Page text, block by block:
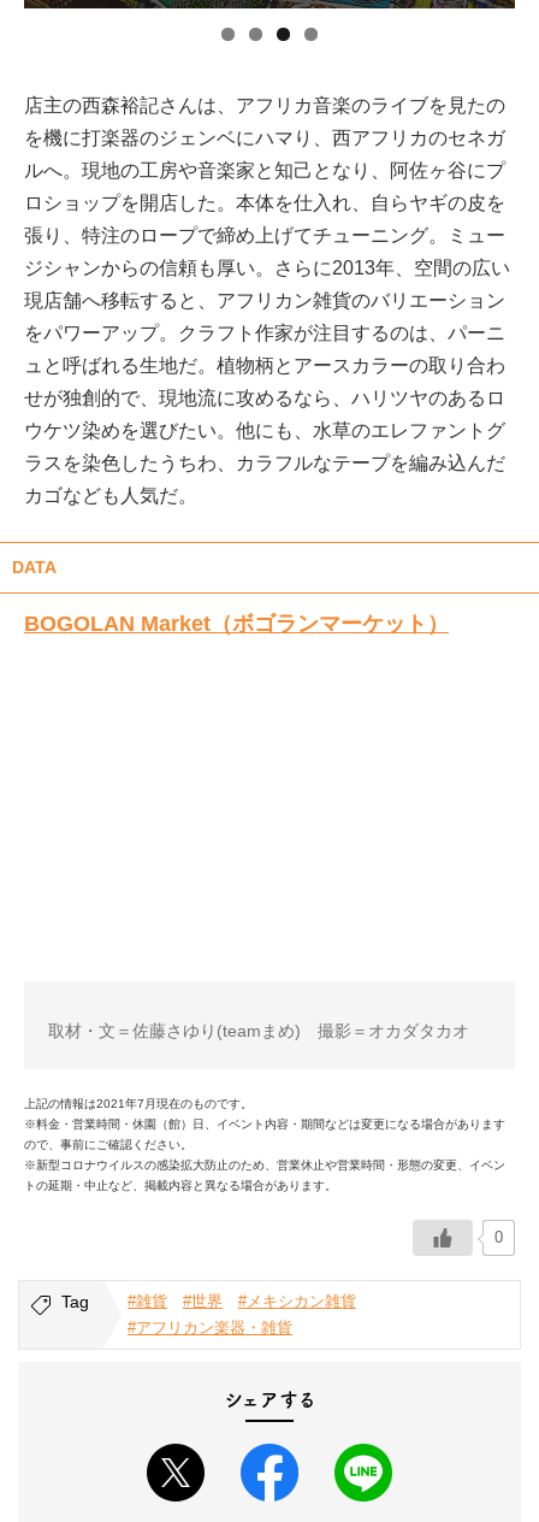
店主の西森裕記さんは、アフリカ音楽のライブを見たの
を機に打楽器のジェンベにハマり、西アフリカのセネガ
ルへ。現地の工房や音楽家と知己となり、阿佐ヶ谷にプ
ロショップを開店した。本体を仕入れ、自らヤギの皮を
張り、特注のロープで締め上げてチューニング。ミュー
ジシャンからの信頼も厚い。さらに2013年、空間の広い
現店舗へ移転すると、アフリカン雑貨のバリエーション
をパワーアップ。クラフト作家が注目するのは、パーニ
ュと呼ばれる生地だ。植物柄とアースカラーの取り合わ
せが独創的で、現地流に攻めるなら、ハリツヤのあるロ
ウケツ染めを選びたい。他にも、水草のエレファントグ
ラスを染色したうちわ、カラフルなテープを編み込んだ
カゴなども人気だ。
DATA
BOGOLAN Market（ボゴランマーケット）
取材・文＝佐藤さゆり(teamまめ) 撮影＝オカダタカオ
上記の情報は2021年7月現在のものです。
※料金・営業時間・休園（館）日、イベント内容・期間などは変更になる場合があります
ので、事前にご確認ください。
※新型コロナウイルスの感染拡大防止のため、営業休止や営業時間・形態の変更、イベン
トの延期・中止など、掲載内容と異なる場合があります。
0
Tag #雑貨 #世界
#メキシカン雑貨
#アフリカン楽器・雑貨
シェアする